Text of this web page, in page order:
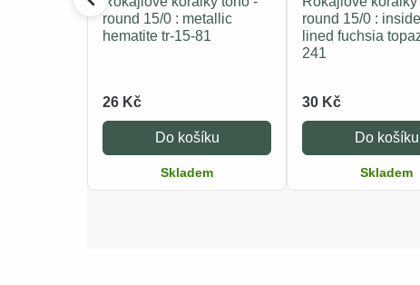
round 15/0 : metallic
hematite tr-15-81
26 Kč
Do košíku
Skladem
round 15/0 :
lined fuchsia
241
30 Kč
Do košíku
Skladem